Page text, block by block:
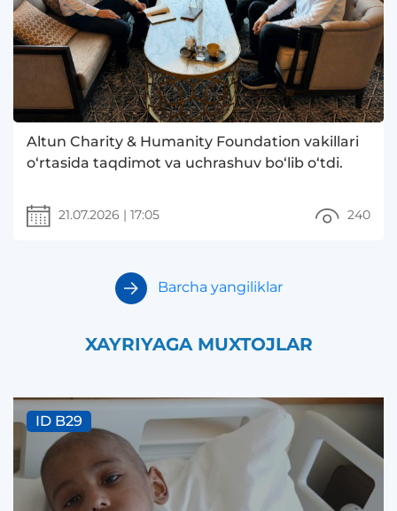
Altun Charity & Humanity Foundation vakillari
o‘rtasida taqdimot va uchrashuv bo‘lib o‘tdi.
21.07.2026 | 17:05 240
Barcha yangiliklar
XAYRIYAGA MUXTOJLAR
ID B29